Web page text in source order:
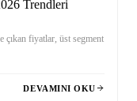
Trendleri
çıkan fiyatlar, üst segment
DEVAMINI OKU